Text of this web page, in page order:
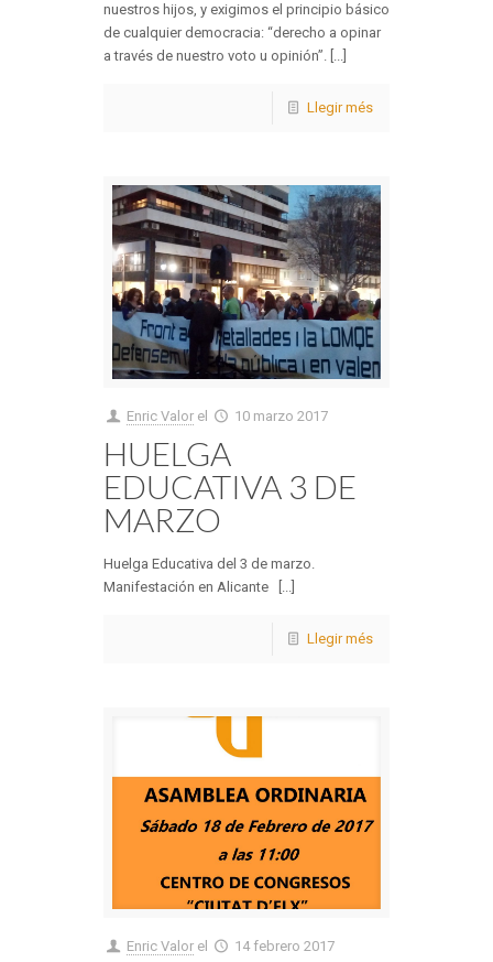
nuestros hijos, y exigimos el principio básico
de cualquier democracia: “derecho a opinar
a través de nuestro voto u opinión”. [...]
Llegir més
Enric Valor el 10 marzo 2017
HUELGA
EDUCATIVA 3 DE
MARZO
Huelga Educativa del 3 de marzo.
Manifestación en Alicante [...]
Llegir més
Enric Valor el 14 febrero 2017